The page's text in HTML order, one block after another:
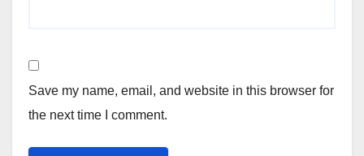
Save my name, email, and website in this browser for
the next time I comment.